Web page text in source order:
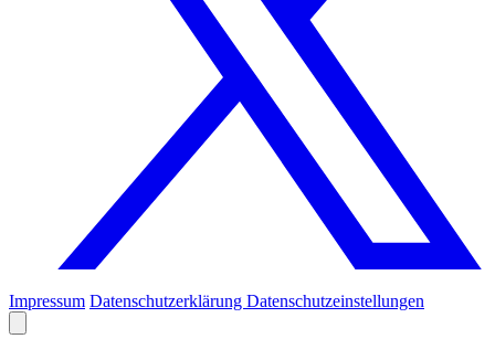
Impressum Datenschutzerklärung Datenschutzeinstellungen